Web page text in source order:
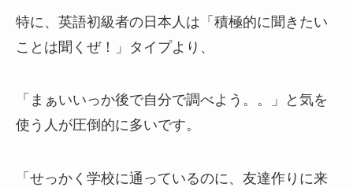
特に、英語初級者の日本人は「積極的に聞きたい
ことは聞くぜ！」タイプより、
「まぁいいっか後で自分で調べよう。。」と気を
使う人が圧倒的に多いです。
「せっかく学校に通っているのに、友達作りに来